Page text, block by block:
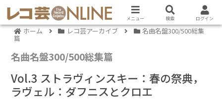
ホーム レコ芸アーカイブ 名曲名盤300/500総集
篇
名曲名盤300/500総集篇
Vol.3 ストラヴィンスキー：春の祭典，
ラヴェル：ダフニスとクロエ
メニュー 検索 ログイン